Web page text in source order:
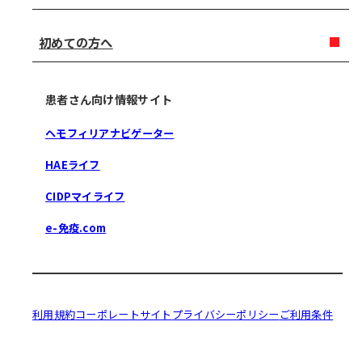
初めての方へ
患者さん向け情報サイト
ヘモフィリアナビゲーター
HAEライフ
CIDPマイライフ
e-免疫.com
利用規約コーポレートサイト プライバシーポリシー ご利用条件